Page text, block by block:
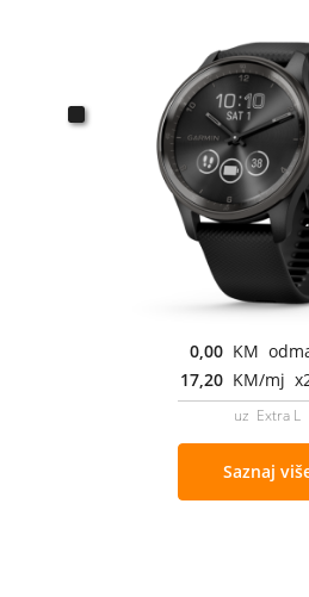
0,00 KM
17,20 KM/mj
uz Extra L
Saznaj